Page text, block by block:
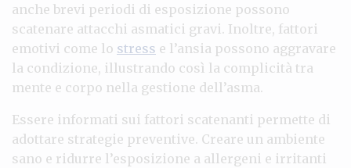
anche brevi periodi di esposizione possono
scatenare attacchi asmatici gravi. Inoltre, fattori
emotivi come lo stress e l’ansia possono aggravare
la condizione, illustrando così la complicità tra
mente e corpo nella gestione dell’asma.
Essere informati sui fattori scatenanti permette di
adottare strategie preventive. Creare un ambiente
sano e ridurre l’esposizione a allergeni e irritanti